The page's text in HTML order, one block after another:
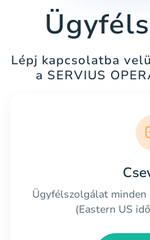
Lépj kapcsolatba
a SERVIUS
Ügyfélszolgálat
(Eastern US